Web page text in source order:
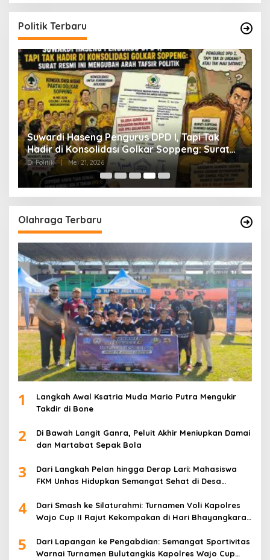
Politik Terbaru
Golkar Berkibar Tanpa Bupati: Absennya
Suwardi Haseng Jadi Bisik-Bisik di Tengah
Konsolidasi Akbar
Di Politik | Mei 17, 2026
Olahraga Terbaru
1
Langkah Awal Ksatria Muda Mario Putra Mengukir
Takdir di Bone
2
Di Bawah Langit Ganra, Peluit Akhir Meniupkan Damai
dan Martabat Sepak Bola
3
Dari Langkah Pelan hingga Derap Lari: Mahasiswa
FKM Unhas Hidupkan Semangat Sehat di Desa
4
Dari Smash ke Silaturahmi: Turnamen Voli Kapolres
Wajo Cup II Rajut Kekompakan di Hari Bhayangkara
5
Dari Lapangan ke Pengabdian: Semangat Sportivitas
Warnai Turnamen Bulutangkis Kapolres Wajo Cup